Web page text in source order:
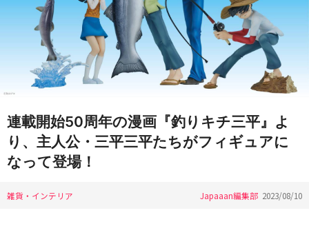
連載開始50周年の漫画『釣りキチ三平』よ
り、主人公・三平三平たちがフィギュアに
なって登場！
雑貨・インテリア Japaaan編集部 2023/08/10